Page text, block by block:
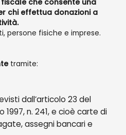
fiscale che consente una
chi effettua donazioni a
persone fisiche e imprese.
tramite:
dall’articolo 23 del
n. 241, e cioè carte di
assegni bancari e